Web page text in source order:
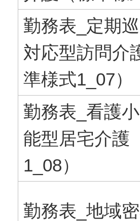
勤務表_定期
対応型訪問介
準様式1_07）
勤務表_看護
能型居宅介護
1_08）
勤務表_地域